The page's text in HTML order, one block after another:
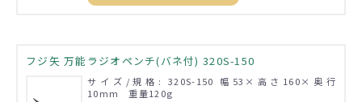
フジ矢 万能ラジオペンチ(バネ付) 320S-150
サイズ/規格: 320S-150 幅53×高さ160×奥行
10mm 重量120g